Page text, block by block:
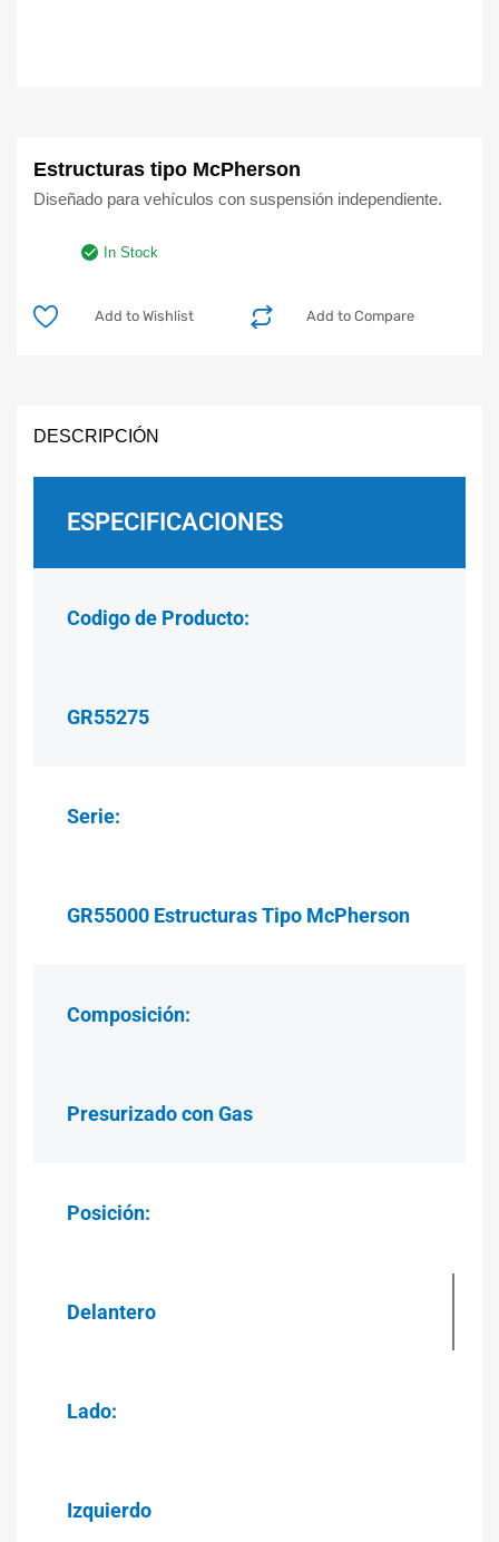
Estructuras tipo McPherson
Diseñado para vehículos con suspensión independiente.
In Stock
Add to Compare
Add to Wishlist
DESCRIPCIÓN
ESPECIFICACIONES
Codigo de Producto:
GR55275
Serie:
GR55000 Estructuras Tipo McPherson
Composición:
Presurizado con Gas
Posición:
Delantero
Lado:
Izquierdo